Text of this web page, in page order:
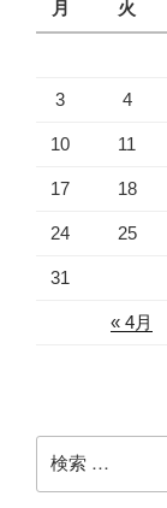
月
火
« 4月
3 4
10 11
17 18
24 25
31
検
索: